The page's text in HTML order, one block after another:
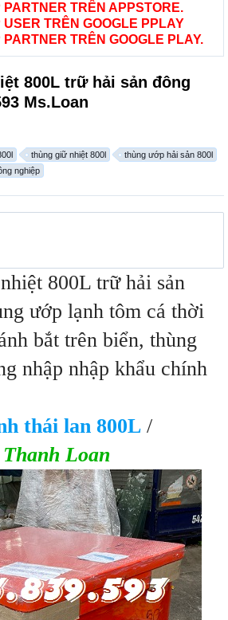
PARTNER TRÊN APPSTORE.
USER TRÊN GOOGLE PPLAY
PARTNER TRÊN GOOGLE PLAY.
800L trữ hải sản đông
Ms.Loan
thùng giữ nhiệt 800l
thùng ướp hải sản 800l
nghiệp
800L trữ hải sản
ướp lạnh tôm cá thời
bắt trên biển, thùng
nhập nhập khẩu chính
thái lan 800L /
Thanh Loan